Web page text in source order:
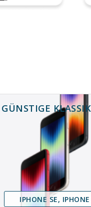
GÜNSTIGE
IPHONE SE,